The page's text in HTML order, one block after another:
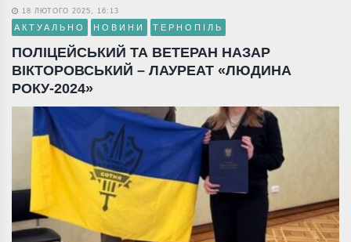
18 ЛЮТОГО 2025, 16:13
АКТУАЛЬНО НОВИНИ ТЕРНОПІЛЬ
ПОЛІЦЕЙСЬКИЙ ТА ВЕТЕРАН НАЗАР
ВІКТОРОВСЬКИЙ – ЛАУРЕАТ «ЛЮДИНА
РОКУ-2024»